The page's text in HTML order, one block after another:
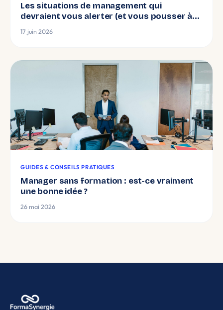
Les situations de management qui
devraient vous alerter (et vous pousser à
vous former)
17 juin 2026
GUIDES & CONSEILS PRATIQUES
Manager sans formation : est-ce vraiment
une bonne idée ?
26 mai 2026